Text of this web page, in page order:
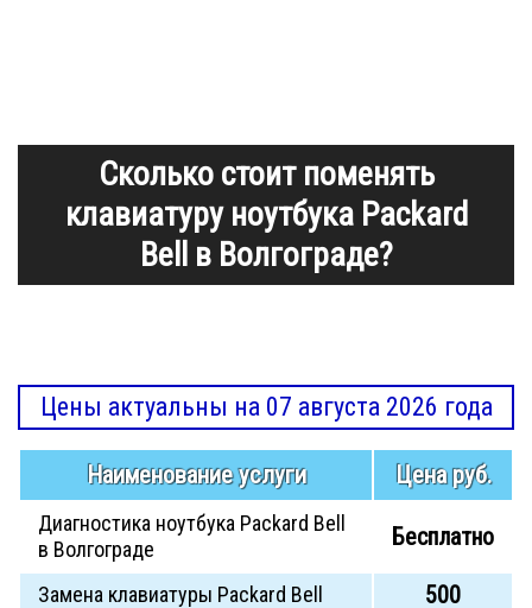
Сколько стоит поменять
клавиатуру ноутбука Packard
Bell в Волгограде?
Цены актуальны на 07 августа 2026 года
Наименование услуги Цена руб.
Диагностика ноутбука Packard Bell
в Волгограде
Бесплатно
Замена клавиатуры Packard Bell 500